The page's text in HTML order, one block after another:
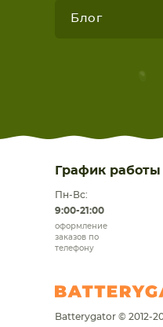
Блог
График работы
Пн-Вс:
9:00-21:00
оформление
заказов по
телефону
Batterygator © 2012-